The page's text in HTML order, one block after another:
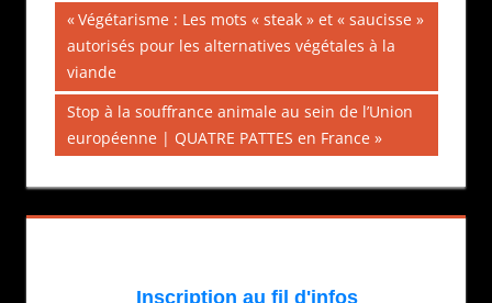
Navigation
de
l’article
Publication
précédente :
Végétarisme : Les mots « steak » et « saucisse »
autorisés pour les alternatives végétales à la
viande
Publication
suivante :
Stop à la souffrance animale au sein de l’Union
européenne | QUATRE PATTES en France